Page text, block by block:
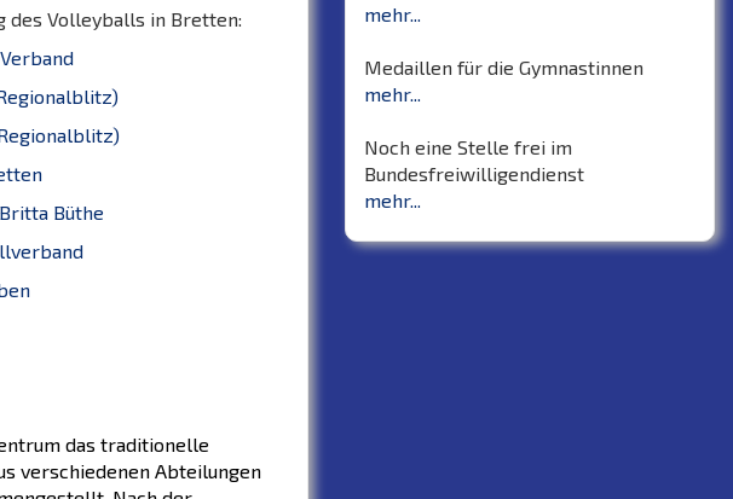
des Volleyballs in Bretten:
Büthe
das traditionelle
verschiedenen Abteilungen
mehr...
Medaillen für die Gymnastinnen
mehr...
Noch eine Stelle frei im
Bundesfreiwilligendienst
mehr...